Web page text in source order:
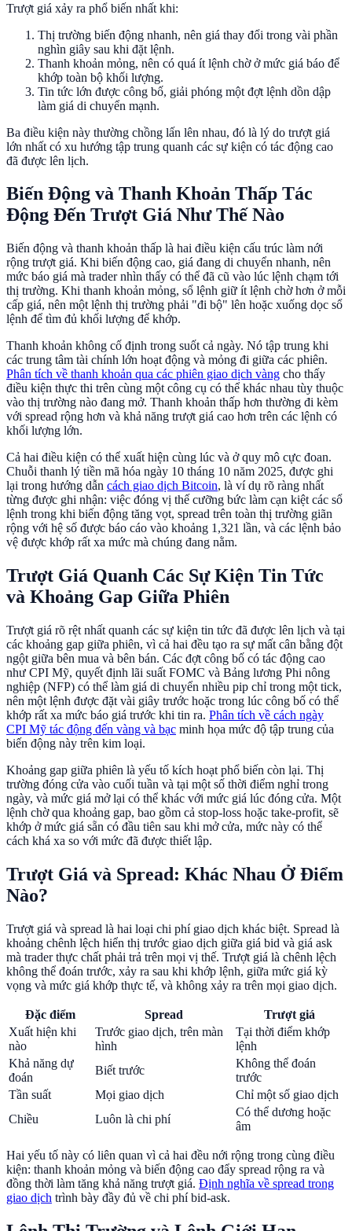
Trượt giá xảy ra phổ biến nhất khi:
Thị trường biến động nhanh, nên giá thay đổi trong vài phần
nghìn giây sau khi đặt lệnh.
Thanh khoản mỏng, nên có quá ít lệnh chờ ở mức giá báo để
khớp toàn bộ khối lượng.
Tin tức lớn được công bố, giải phóng một đợt lệnh dồn dập
làm giá di chuyển mạnh.
Ba điều kiện này thường chồng lấn lên nhau, đó là lý do trượt giá
lớn nhất có xu hướng tập trung quanh các sự kiện có tác động cao
đã được lên lịch.
Biến Động và Thanh Khoản Thấp Tác
Động Đến Trượt Giá Như Thế Nào
Biến động và thanh khoản thấp là hai điều kiện cấu trúc làm nới
rộng trượt giá. Khi biến động cao, giá đang di chuyển nhanh, nên
mức báo giá mà trader nhìn thấy có thể đã cũ vào lúc lệnh chạm tới
thị trường. Khi thanh khoản mỏng, sổ lệnh giữ ít lệnh chờ hơn ở mỗi
cấp giá, nên một lệnh thị trường phải "đi bộ" lên hoặc xuống dọc sổ
lệnh để tìm đủ khối lượng để khớp.
Thanh khoản không cố định trong suốt cả ngày. Nó tập trung khi
các trung tâm tài chính lớn hoạt động và mỏng đi giữa các phiên.
Phân tích về thanh khoản qua các phiên giao dịch vàng cho thấy
điều kiện thực thi trên cùng một công cụ có thể khác nhau tùy thuộc
vào thị trường nào đang mở. Thanh khoản thấp hơn thường đi kèm
với spread rộng hơn và khả năng trượt giá cao hơn trên các lệnh có
khối lượng lớn.
Cả hai điều kiện có thể xuất hiện cùng lúc và ở quy mô cực đoan.
Chuỗi thanh lý tiền mã hóa ngày 10 tháng 10 năm 2025, được ghi
lại trong hướng dẫn cách giao dịch Bitcoin, là ví dụ rõ ràng nhất
từng được ghi nhận: việc đóng vị thế cưỡng bức làm cạn kiệt các sổ
lệnh trong khi biến động tăng vọt, spread trên toàn thị trường giãn
rộng với hệ số được báo cáo vào khoảng 1,321 lần, và các lệnh bảo
vệ được khớp rất xa mức mà chúng đang nằm.
Trượt Giá Quanh Các Sự Kiện Tin Tức
và Khoảng Gap Giữa Phiên
Trượt giá rõ rệt nhất quanh các sự kiện tin tức đã được lên lịch và tại
các khoảng gap giữa phiên, vì cả hai đều tạo ra sự mất cân bằng đột
ngột giữa bên mua và bên bán. Các đợt công bố có tác động cao
như CPI Mỹ, quyết định lãi suất FOMC và Bảng lương Phi nông
nghiệp (NFP) có thể làm giá di chuyển nhiều pip chỉ trong một tick,
nên một lệnh được đặt vài giây trước hoặc trong lúc công bố có thể
khớp rất xa mức báo giá trước khi tin ra. Phân tích về cách ngày
CPI Mỹ tác động đến vàng và bạc minh họa mức độ tập trung của
biến động này trên kim loại.
Khoảng gap giữa phiên là yếu tố kích hoạt phổ biến còn lại. Thị
trường đóng cửa vào cuối tuần và tại một số thời điểm nghỉ trong
ngày, và mức giá mở lại có thể khác với mức giá lúc đóng cửa. Một
lệnh chờ qua khoảng gap, bao gồm cả stop-loss hoặc take-profit, sẽ
khớp ở mức giá sẵn có đầu tiên sau khi mở cửa, mức này có thể
cách khá xa so với mức đã được thiết lập.
Trượt Giá và Spread: Khác Nhau Ở Điểm
Nào?
Trượt giá và spread là hai loại chi phí giao dịch khác biệt. Spread là
khoảng chênh lệch hiển thị trước giao dịch giữa giá bid và giá ask
mà trader thực chất phải trả trên mọi vị thế. Trượt giá là chênh lệch
không thể đoán trước, xảy ra sau khi khớp lệnh, giữa mức giá kỳ
vọng và mức giá khớp thực tế, và không xảy ra trên mọi giao dịch.
Đặc điểm Spread
Trượt giá
Xuất hiện khi
nào
Trước giao dịch, trên màn
hình
Tại thời điểm khớp
lệnh
Khả năng dự
đoán
Biết trước
Không thể đoán
trước
Tần suất
Mọi giao dịch
Chỉ một số giao dịch
Chiều
Luôn là chi phí
Có thể dương hoặc
âm
Hai yếu tố này có liên quan vì cả hai đều nới rộng trong cùng điều
kiện: thanh khoản mỏng và biến động cao đẩy spread rộng ra và
đồng thời làm tăng khả năng trượt giá. Định nghĩa về spread trong
giao dịch trình bày đầy đủ về chi phí bid-ask.